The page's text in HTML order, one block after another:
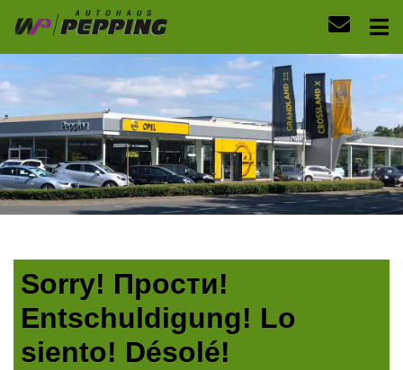
Sorry! Прости!
Entschuldigung! Lo
siento! Désolé!